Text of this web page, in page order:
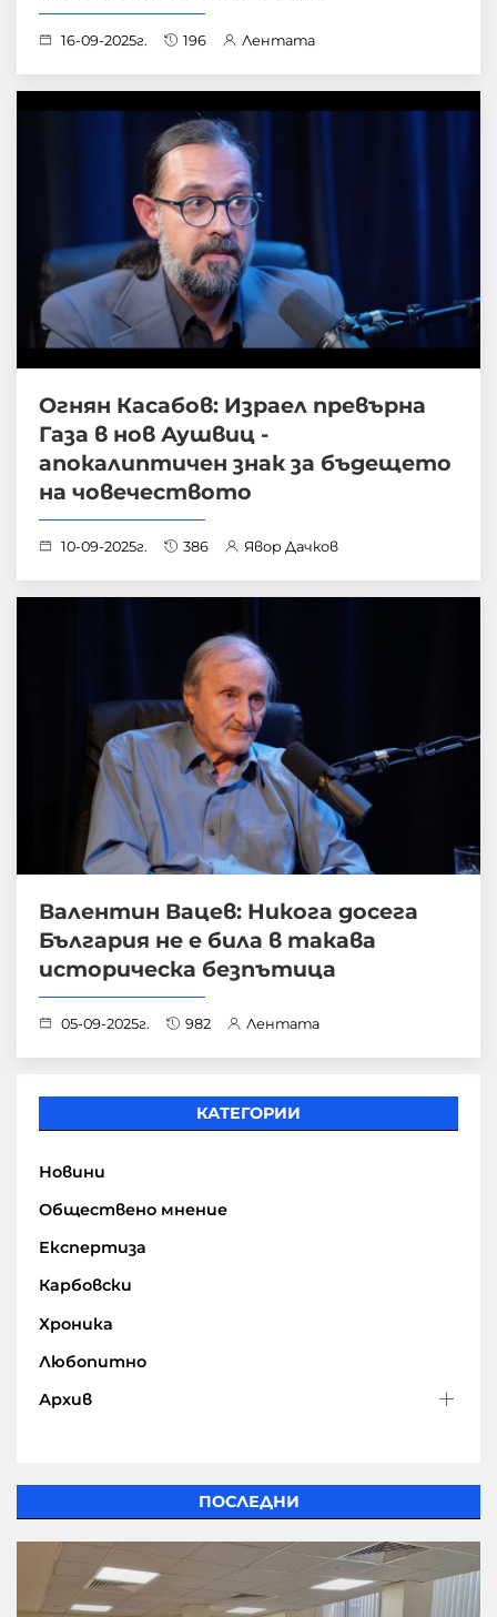
16-09-2025г. 196 Лентата
Огнян Касабов: Израел превърна
Газа в нов Аушвиц -
апокалиптичен знак за бъдещето
на човечеството
10-09-2025г. 386 Явор Дачков
Валентин Вацев: Никога досега
България не е била в такава
историческа безпътица
05-09-2025г. 982 Лентата
КАТЕГОРИИ
Новини
Обществено мнение
Експертиза
Карбовски
Хроника
Любопитно
Архив
ПОСЛЕДНИ